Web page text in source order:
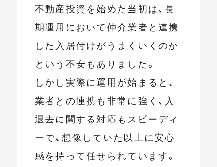
不動産投資を始めた当初は、長
期運用において仲介業者と連携
した入居付けがうまくいくのか
という不安もありました。
しかし実際に運用が始まると、
業者との連携も非常に強く、入
退去に関する対応もスピーディ
ーで、想像していた以上に安心
感を持って任せられています。